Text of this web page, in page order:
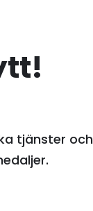
tjänster och